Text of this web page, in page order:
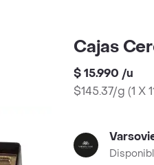
Cajas
$ 15.990 /u
$145.37/g (1 X